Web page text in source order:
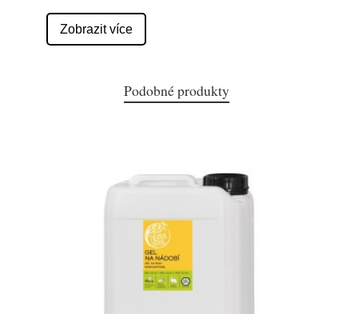
Zobrazit více
Podobné produkty